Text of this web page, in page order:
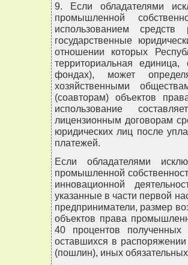
9. Если обладателями
промышленной
использованием средств
государственные
отношении которых
территориальная
фондах), может
хозяйственными
(соавторам) объектов
использование
лицензионным договорам
юридических лиц после
платежей.
Если обладателями
промышленной
инновационной
указанные в части первой
предприниматели, размер
объектов права
40 процентов полученных
оставшихся в
(пошлин), иных